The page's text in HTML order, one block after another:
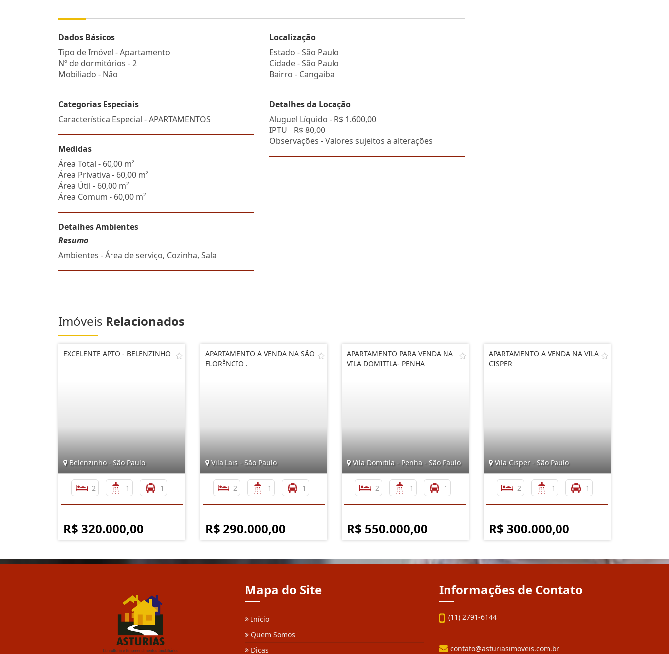
Dados Básicos
Tipo de Imóvel - Apartamento
Nº de dormitórios - 2
Mobiliado - Não
Categorias Especiais
Característica Especial - APARTAMENTOS
Medidas
Área Total - 60,00 m²
Área Privativa - 60,00 m²
Área Útil - 60,00 m²
Área Comum - 60,00 m²
Detalhes Ambientes
Resumo
Ambientes - Área de serviço, Cozinha, Sala
Localização
Estado -São Paulo
Cidade -São Paulo
Bairro - Cangaiba
Detalhes da Locação
Aluguel Líquido - R$ 1.600,00
IPTU - R$ 80,00
Observações - Valores sujeitos a alterações
Imóveis Relacionados
EXCELENTE APTO - BELENZINHO
Belenzinho - São Paulo
2 1 1
R$ 320.000,00
APARTAMENTO A VENDA NA SÃO
FLORÊNCIO .
Vila Lais - São Paulo
2 1 1
R$ 290.000,00
APARTAMENTO PARA VENDA NA
VILA DOMITILA- PENHA
Vila Domitila - Penha - São Paulo
2 1 1
R$ 550.000,00
APARTAMENTO A VENDA NA VILA
CISPER
Vila Cisper - São Paulo
2 1 1
R$ 300.000,00
Mapa do Site
Início
Quem Somos
Dicas
Informações de Contato
(11) 2791-6144
contato@asturiasimoveis.com.br